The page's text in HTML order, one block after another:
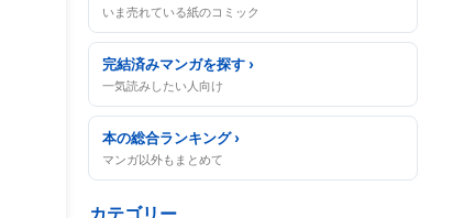
いま売れている紙のコミック
完結済みマンガを探す ›
一気読みしたい人向け
本の総合ランキング ›
マンガ以外もまとめて
カテゴリー